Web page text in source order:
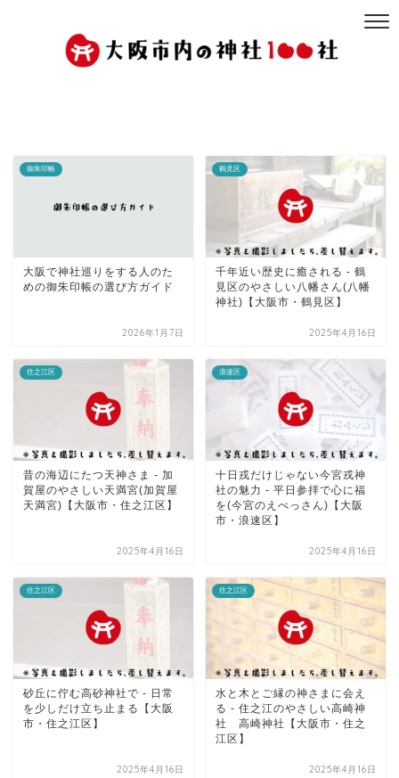
御朱印帳
大阪で神社巡りをする人のた
めの御朱印帳の選び方ガイド
2026年1月7日
鶴見区
千年近い歴史に癒される - 鶴
見区のやさしい八幡さん(八幡
神社)【大阪市・鶴見区】
2025年4月16日
住之江区
昔の海辺にたつ天神さま - 加
賀屋のやさしい天満宮(加賀屋
天満宮)【大阪市・住之江区】
2025年4月16日
浪速区
十日戎だけじゃない今宮戎神
社の魅力 - 平日参拝で心に福
を(今宮のえべっさん)【大阪
市・浪速区】
2025年4月16日
住之江区
砂丘に佇む高砂神社で - 日常
を少しだけ立ち止まる【大阪
市・住之江区】
2025年4月16日
住之江区
水と木とご縁の神さまに会え
る - 住之江のやさしい高崎神
社 高崎神社【大阪市・住之
江区】
2025年4月16日